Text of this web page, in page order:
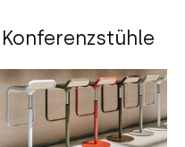
Konferenzstühle